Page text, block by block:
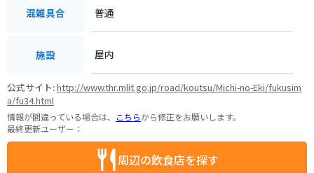
混雑具合 普通
施設 屋内
公式サイト:http://www.thr.mlit.go.jp/road/koutsu/Michi-no-Eki/fukusim
a/fu34.html
情報が間違っている場合は、 こちらから修正をお願いします。
最終更新ユーザー：
周辺の飲食店を探す